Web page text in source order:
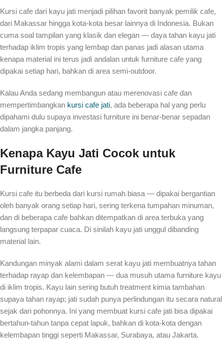
Kursi cafe dari kayu jati menjadi pilihan favorit banyak pemilik cafe,
dari Makassar hingga kota-kota besar lainnya di Indonesia. Bukan
cuma soal tampilan yang klasik dan elegan — daya tahan kayu jati
terhadap iklim tropis yang lembap dan panas jadi alasan utama
kenapa material ini terus jadi andalan untuk furniture cafe yang
dipakai setiap hari, bahkan di area semi-outdoor.
Kalau Anda sedang membangun atau merenovasi cafe dan
mempertimbangkan kursi cafe jati, ada beberapa hal yang perlu
dipahami dulu supaya investasi furniture ini benar-benar sepadan
dalam jangka panjang.
Kenapa Kayu Jati Cocok untuk
Furniture Cafe
Kursi cafe itu berbeda dari kursi rumah biasa — dipakai bergantian
oleh banyak orang setiap hari, sering terkena tumpahan minuman,
dan di beberapa cafe bahkan ditempatkan di area terbuka yang
langsung terpapar cuaca. Di sinilah kayu jati unggul dibanding
material lain.
Kandungan minyak alami dalam serat kayu jati membuatnya tahan
terhadap rayap dan kelembapan — dua musuh utama furniture kayu
di iklim tropis. Kayu lain sering butuh treatment kimia tambahan
supaya tahan rayap; jati sudah punya perlindungan itu secara natural
sejak dari pohonnya. Ini yang membuat kursi cafe jati bisa dipakai
bertahun-tahun tanpa cepat lapuk, bahkan di kota-kota dengan
kelembapan tinggi seperti Makassar, Surabaya, atau Jakarta.